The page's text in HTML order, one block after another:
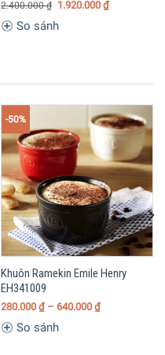
2.400.000₫ 1.920.000 ₫
So sánh
-50%
Khuôn Ramekin Emile Henry
EH341009
280.000 ₫ – 640.000 ₫
So sánh